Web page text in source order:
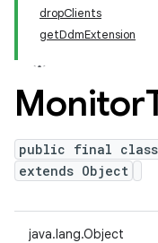
dropClients
getDdmExtension
Monitor
public final class
extends Object
java.lang.Object